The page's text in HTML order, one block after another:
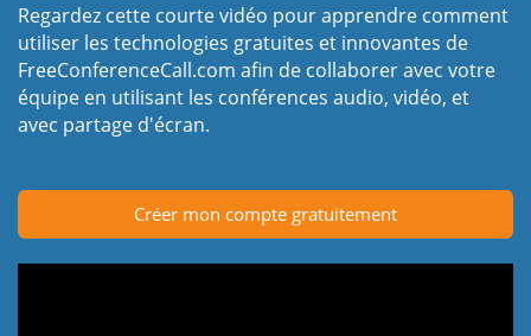
Regardez cette courte vidéo pour apprendre comment
utiliser les technologies gratuites et innovantes de
FreeConferenceCall.com afin de collaborer avec votre
équipe en utilisant les conférences audio, vidéo, et
avec partage d'écran.
Créer mon compte gratuitement